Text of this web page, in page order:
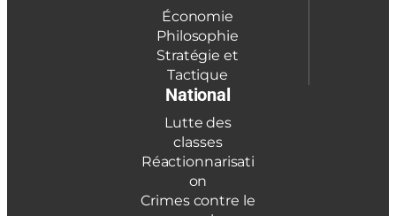
Économie
Philosophie
Stratégie et
Tactique
National
Lutte des
classes
Réactionnarisati
on
Crimes contre le